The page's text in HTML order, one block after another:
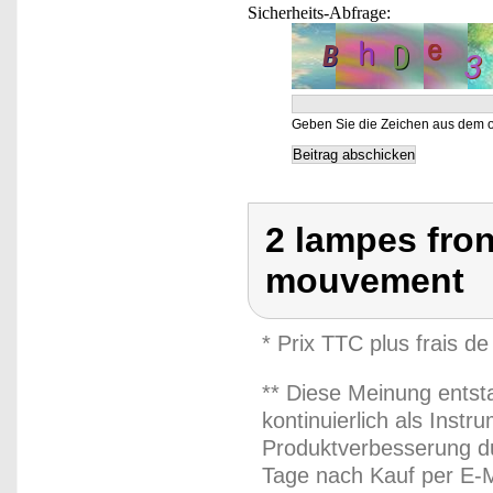
Sicherheits-Abfrage:
Geben Sie die Zeichen aus dem
2 lampes
mouvement
* Prix TTC plus frais
** Diese Meinung
kontinuierlich als
Produktverbesserung
Tage nach Kauf per E-